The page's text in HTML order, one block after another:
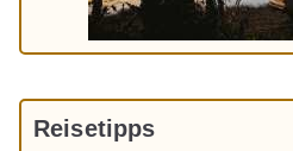
Reisetipps